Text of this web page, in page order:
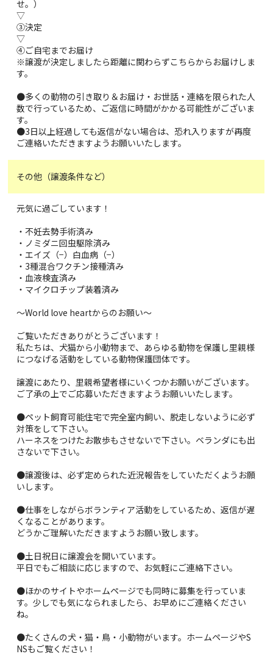
せ。）
▽
③決定
▽
④ご自宅までお届け
※譲渡が決定しましたら距離に関わらずこちらからお届けしま
す。
●多くの動物の引き取り＆お届け・お世話・連絡を限られた人
数で行っているため、ご返信に時間がかかる可能性がございま
す。
●3日以上経過しても返信がない場合は、恐れ入りますが再度
ご連絡いただきますようお願いいたします。
その他（譲渡条件など）
元気に過ごしています！
・不妊去勢手術済み
・ノミダニ回虫駆除済み
・エイズ（−）白血病（−）
・3種混合ワクチン接種済み
・血液検査済み
・マイクロチップ装着済み
～World love heartからのお願い～
ご覧いただきありがとうございます！
私たちは、犬猫から小動物まで、あらゆる動物を保護し里親様
につなげる活動をしている動物保護団体です。
譲渡にあたり、里親希望者様にいくつかお願いがございます。
ご了承の上でご応募いただきますようお願いいたします。
●ペット飼育可能住宅で完全室内飼い、脱走しないように必ず
対策をして下さい。
ハーネスをつけたお散歩もさせないで下さい。ベランダにも出
さないで下さい。
●譲渡後は、必ず定められた近況報告をしていただくようお願
いします。
●仕事をしながらボランティア活動をしているため、返信が遅
くなることがあります。
どうかご理解いただきますようお願い致します。
●土日祝日に譲渡会を開いています。
平日でもご相談に応じますので、お気軽にご連絡下さい。
●ほかのサイトやホームページでも同時に募集を行っていま
す。少しでも気になられましたら、お早めにご連絡ください
ね。
●たくさんの犬・猫・鳥・小動物がいます。ホームページやS
NSもご覧ください！